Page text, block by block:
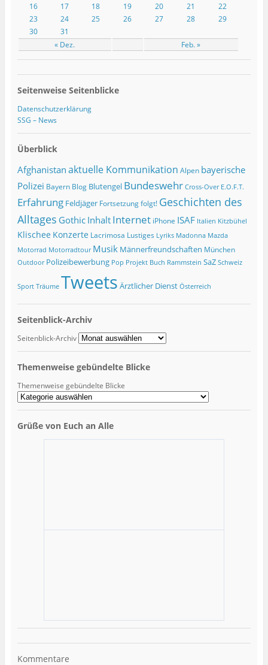
« Dez. Feb. »
16
17 18 19 20 21
22
23
24 25 26 27 28
29
30
31
Seitenweise Seitenblicke
Datenschutzerklärung
SSG – News
Überblick
Afghanistanaktuelle Kommunikation Alpen bayerische
Polizei Bayern Blog Blutengel Bundeswehr Cross-Over E.O.F.T.
Erfahrung Feldjäger Fortsetzung folgt! Geschichten des
Alltages Gothic Inhalt Internet iPhone ISAF Italien Kitzbühel
Klischee Konzerte Lacrimosa Lustiges Lyriks Madonna Mazda
Motorrad Motorradtour Musik Männerfreundschaften München
Outdoor Polizeibewerbung Pop Projekt Buch Rammstein SaZ Schweiz
Sport Träume Tweets Ärztlicher Dienst Österreich
Seitenblick-Archiv
Seitenblick-Archiv
Themenweise gebündelte Blicke
Themenweise gebündelte Blicke
Grüße von Euch an Alle
Kommentare